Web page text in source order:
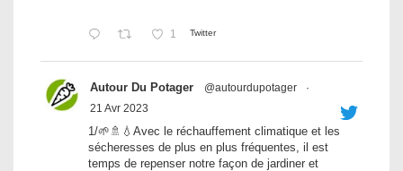
1 Twitter
Autour Du Potager @autourdupotager
·
21 Avr 2023
1/🌱🚿💧Avec le réchauffement climatique et les
sécheresses de plus en plus fréquentes, il est
temps de repenser notre façon de jardiner et